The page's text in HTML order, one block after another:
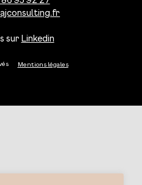
sur Linkedin
Mentions légales